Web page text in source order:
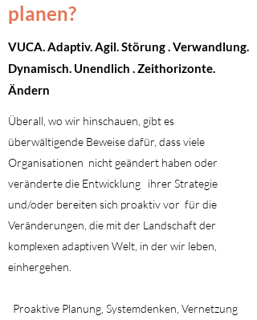
planen?
VUCA. Adaptiv. Agil. Störung . Verwandlung.
Dynamisch. Unendlich . Zeithorizonte.
Ändern
Überall, wo wir hinschauen, gibt es
überwältigende Beweise dafür, dass viele
Organisationen nicht geändert haben oder
veränderte die Entwicklung ihrer Strategie
und/oder bereiten sich proaktiv vor für die
Veränderungen, die mit der Landschaft der
komplexen adaptiven Welt, in der wir leben,
einhergehen.
Proaktive Planung, Systemdenken, Vernetzung